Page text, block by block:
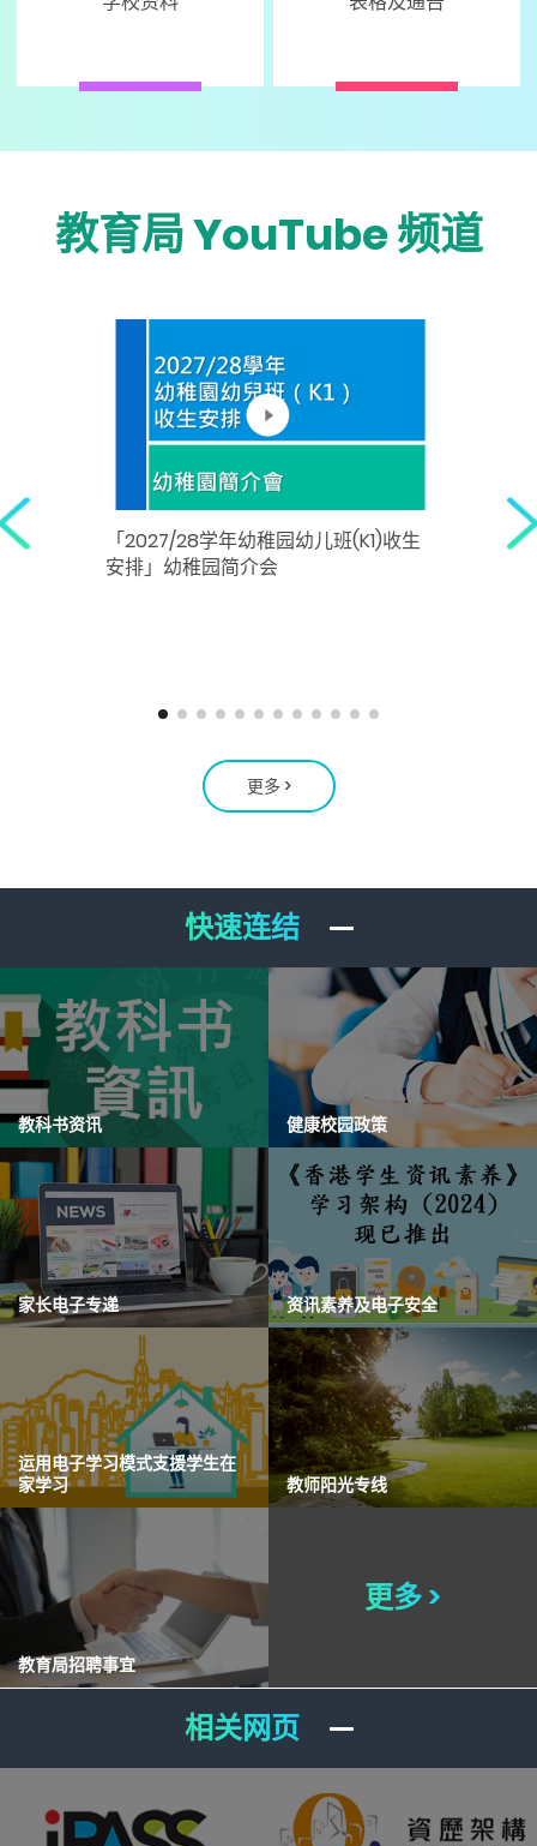
教育局 YouTube 频道
「2027/28学年幼稚园幼儿班(K1)收生
安排」幼稚园简介会
更多 >
快速连结
教科书资讯 健康校园政策
家长电子专递 资讯素养及电子安全
运用电子学习模式支援学生在
家学习
教师阳光专线
教育局招聘事宜
更多 >
相关网页